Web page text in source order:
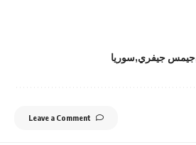
جيمس جيفري سوريا
Leave a Comment